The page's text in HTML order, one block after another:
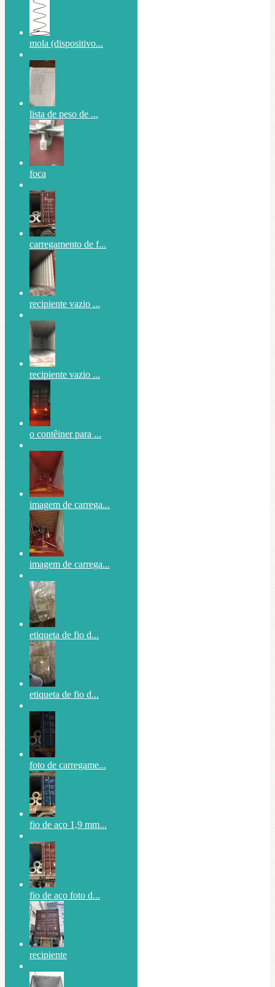
mola (dispositivo...
lista de peso de ...
foca
carregamento de f...
recipiente vazio ...
recipiente vazio ...
o contêiner para ...
imagem de carrega...
imagem de carrega...
etiqueta de fio d...
etiqueta de fio d...
foto de carregame...
fio de aço 1,9 mm...
fio de aço foto d...
recipiente